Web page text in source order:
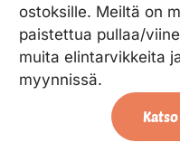
ostoksille. Meiltä on
paistettua pullaa/
muita elintarvikkeita
myynnissä.